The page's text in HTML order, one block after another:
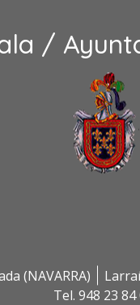
/
(NAVARRA)
Tel. 948 23 84